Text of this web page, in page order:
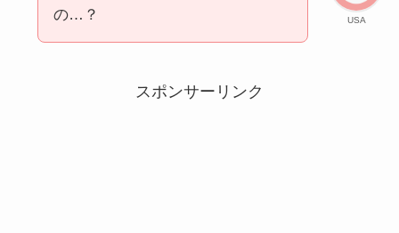
USA
の…？
スポンサーリンク